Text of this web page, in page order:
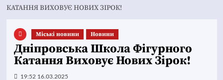
КАТАННЯ ВИХОВУЄ НОВИХ ЗІРОК!
Mіські новини Новини
Дніпровська Школа Фігурного
Катання Виховує Нових Зірок!
19:52 16.03.2025